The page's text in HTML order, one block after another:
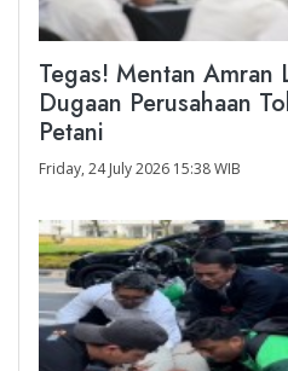
Tegas! Mentan Amran
Dugaan Perusahaan
Petani
Friday, 24 July 2026 15:38 WIB